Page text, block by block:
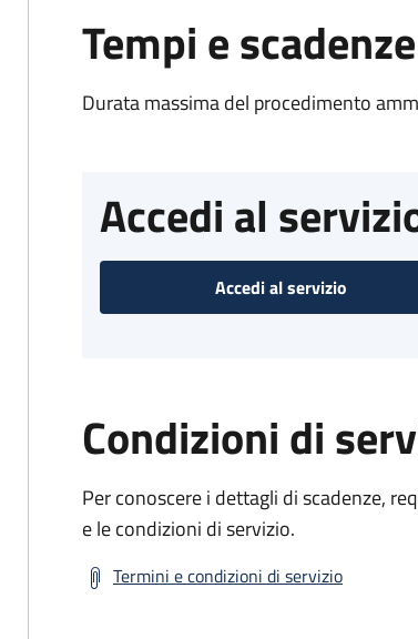
Tempi e scadenze
Durata massima del procedimento
Accedi al
Accedi al servizio
Condizioni di
Per conoscere i dettagli di scadenze,
e le condizioni di servizio.
Termini e condizioni di servizio